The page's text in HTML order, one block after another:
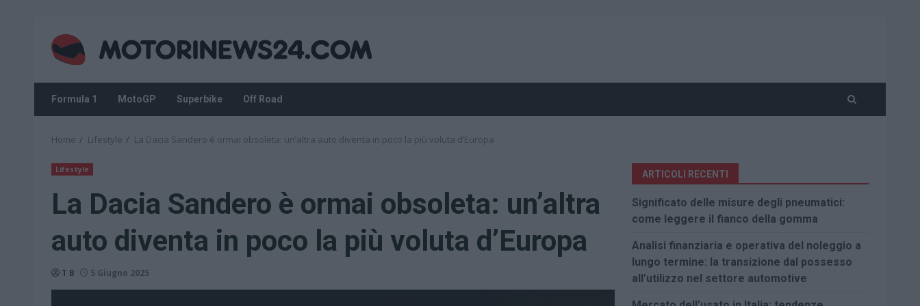
content
Formula 1 MotoGP Superbike Off Road
Home Lifestyle La Dacia Sandero è ormai obsoleta: un’altra auto diventa in poco la più voluta d’Europa
Lifestyle
La Dacia Sandero è ormai obsoleta: un’altra
auto diventa in poco la più voluta d’Europa
T B 5 Giugno 2025
ARTICOLI RECENTI
Significato delle misure degli pneumatici:
come leggere il fianco della gomma
Analisi finanziaria e operativa del noleggio a
lungo termine: la transizione dal possesso
all’utilizzo nel settore automotive